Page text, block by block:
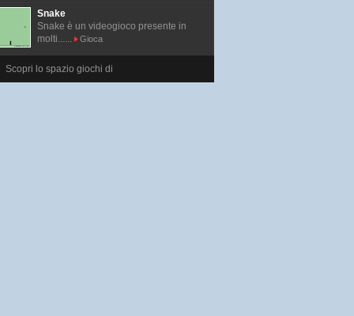
Snake
Snake è un videogioco presente in
molti......
Gioca
Scopri lo spazio giochi di